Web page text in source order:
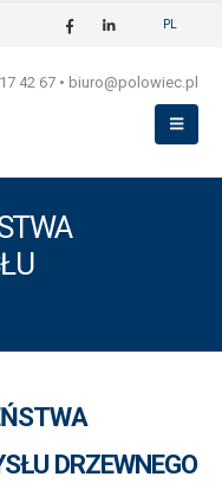
PL
42 67 • biuro@polowiec.pl
DRZEWNEGO